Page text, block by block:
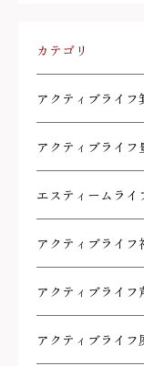
カテゴリ
アクティブライフ
アクティブライフ
エスティームライ
アクティブライフ
アクティブライフ
アクティブライフ